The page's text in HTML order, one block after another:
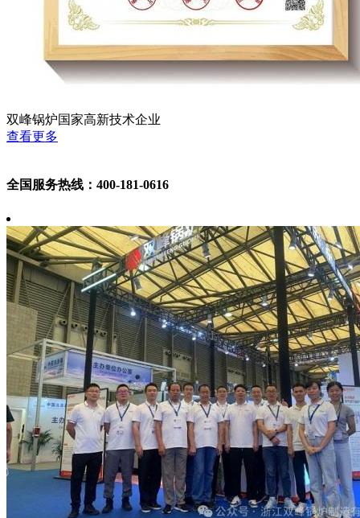
双峰锅炉国家高新技术企业
查看更多
全国服务热线：400-181-0616